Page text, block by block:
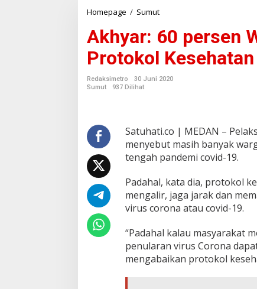
Homepage / Sumut
h
y
:
r
e
n
a
r
a
e
d
a
Akhyar: 60 persen
Protokol Kesehatan
Redaksimetro
30 Juni 2020
Sumut
937 Dilihat
Satuhati.co | MEDAN –
menyebut masih banyak
tengah pandemi covid-19.
Padahal, kata dia, protokol
mengalir, jaga jarak dan
virus corona atau covid-19.
“Padahal kalau masyarakat
penularan virus Corona
mengabaikan protokol